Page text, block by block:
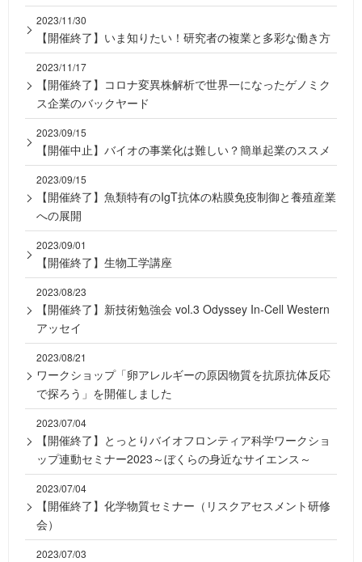
2023/11/30
【開催終了】いま知りたい！研究者の複業と多彩な働き方
2023/11/17
【開催終了】コロナ変異株解析で世界一になったゲノミク
ス企業のバックヤード
2023/09/15
【開催中止】バイオの事業化は難しい？簡単起業のススメ
2023/09/15
【開催終了】魚類特有のIgT抗体の粘膜免疫制御と養殖産業
への展開
2023/09/01
【開催終了】生物工学講座
2023/08/23
【開催終了】新技術勉強会 vol.3 Odyssey In-Cell Western
アッセイ
2023/08/21
ワークショップ「卵アレルギーの原因物質を抗原抗体反応
で探ろう」を開催しました
2023/07/04
【開催終了】とっとりバイオフロンティア科学ワークショ
ップ連動セミナー2023～ぼくらの身近なサイエンス～
2023/07/04
【開催終了】化学物質セミナー（リスクアセスメント研修
会）
2023/07/03